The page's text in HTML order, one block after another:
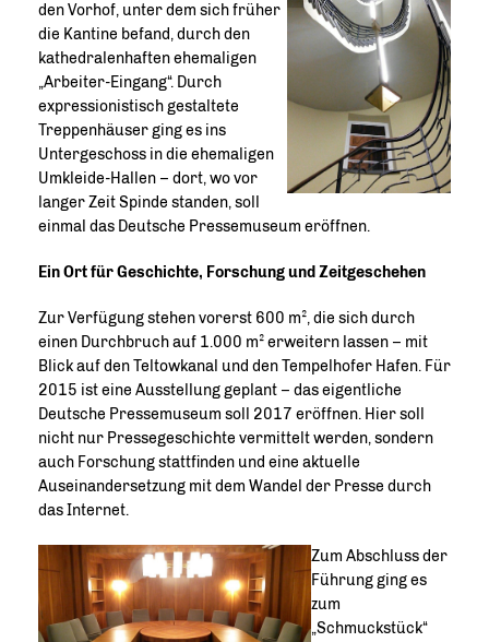
den Vorhof, unter dem sich früher
die Kantine befand, durch den
kathedralenhaften ehemaligen
Arbeiter-Eingang“. Durch
expressionistisch gestaltete
Treppenhäuser ging es ins
Untergeschoss in die ehemaligen
Umkleide-Hallen – dort, wo vor
langer Zeit Spinde standen, soll
einmal das Deutsche Pressemuseum eröffnen.
Ein Ort für Geschichte, Forschung und Zeitgeschehen
Zur Verfügung stehen vorerst 600 m², die sich durch
einen Durchbruch auf 1.000 m² erweitern lassen – mit
Blick auf den Teltowkanal und den Tempelhofer Hafen. Für
2015 ist eine Ausstellung geplant – das eigentliche
Deutsche Pressemuseum soll 2017 eröffnen. Hier soll
nicht nur Pressegeschichte vermittelt werden, sondern
auch Forschung stattfinden und eine aktuelle
Auseinandersetzung mit dem Wandel der Presse durch
das Internet.
Zum Abschluss der
Führung ging es
zum
Schmuckstück“